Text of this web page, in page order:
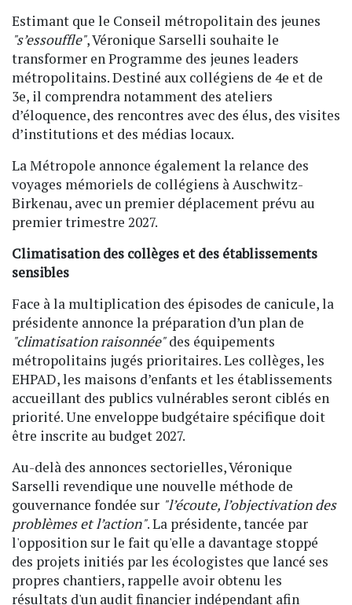
Estimant que le Conseil métropolitain des jeunes
"s’essouffle", Véronique Sarselli souhaite le
transformer en Programme des jeunes leaders
métropolitains. Destiné aux collégiens de 4e et de
3e, il comprendra notamment des ateliers
d’éloquence, des rencontres avec des élus, des visites
d’institutions et des médias locaux.
La Métropole annonce également la relance des
voyages mémoriels de collégiens à Auschwitz-
Birkenau, avec un premier déplacement prévu au
premier trimestre 2027.
Climatisation des collèges et des établissements
sensibles
Face à la multiplication des épisodes de canicule, la
présidente annonce la préparation d’un plan de
"climatisation raisonnée"des équipements
métropolitains jugés prioritaires. Les collèges, les
EHPAD, les maisons d’enfants et les établissements
accueillant des publics vulnérables seront ciblés en
priorité. Une enveloppe budgétaire spécifique doit
être inscrite au budget 2027.
Au-delà des annonces sectorielles, Véronique
Sarselli revendique une nouvelle méthode de
gouvernance fondée sur "l’écoute, l’objectivation des
problèmes et l’action". La présidente, tancée par
l'opposition sur le fait qu'elle a davantage stoppé
des projets initiés par les écologistes que lancé ses
propres chantiers, rappelle avoir obtenu les
résultats d'un audit financier indépendant afin